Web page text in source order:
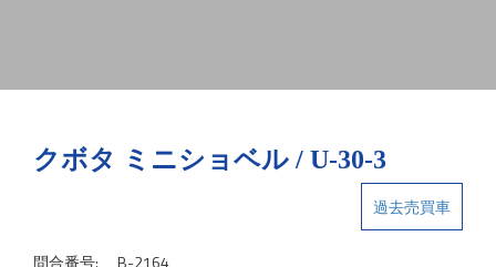
クボタ ミニショベル / U-30-3
過去売買車
問合番号: B-2164